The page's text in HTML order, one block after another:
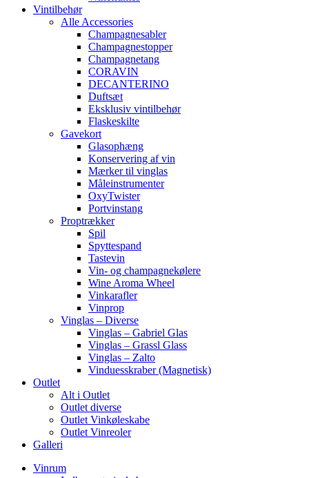
Vintilbehør
Alle Accessories
Champagnesabler
Champagnestopper
Champagnetang
CORAVIN
DECANTERINO
Duftsæt
Eksklusiv vintilbehør
Flaskeskilte
Gavekort
Glasophæng
Konservering af vin
Mærker til vinglas
Måleinstrumenter
OxyTwister
Portvinstang
Proptrækker
Spil
Spyttespand
Tastevin
Vin- og champagnekølere
Wine Aroma Wheel
Vinkarafler
Vinprop
Vinglas – Diverse
Vinglas – Gabriel Glas
Vinglas – Grassl Glass
Vinglas – Zalto
Vinduesskraber (Magnetisk)
Outlet
Alt i Outlet
Outlet diverse
Outlet Vinkøleskabe
Outlet Vinreoler
Galleri
Vinrum